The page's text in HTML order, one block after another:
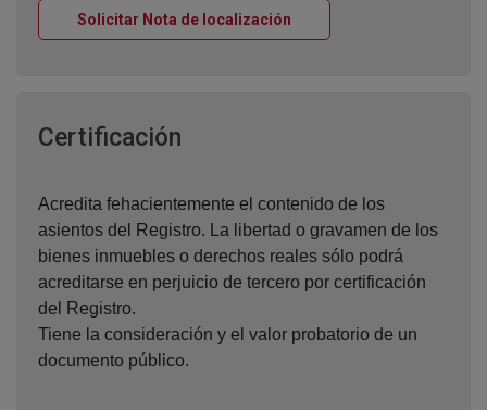
Solicitar Nota de localización
Certificación
Acredita fehacientemente el contenido de los
asientos del Registro. La libertad o gravamen de los
bienes inmuebles o derechos reales sólo podrá
acreditarse en perjuicio de tercero por certificación
del Registro.
Tiene la consideración y el valor probatorio de un
documento público.